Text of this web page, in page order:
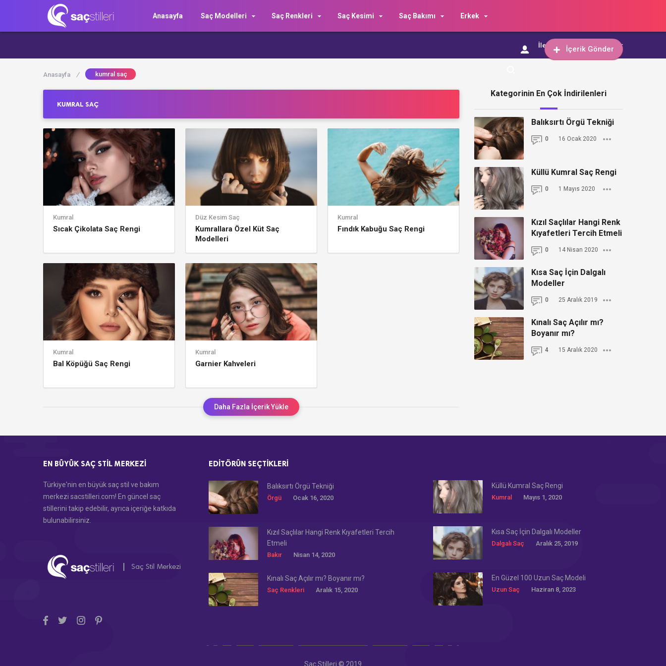
Anasayfa Saç Modelleri Saç Renkleri Saç Kesimi Saç Bakımı Erkek
İçerik Gönder
İletişim İçerik Gönder
Anasayfa / kumral saç
KUMRAL SAÇ
Kumral
Sıcak Çikolata Saç Rengi
Düz Kesim Saç
Kumrallara Özel Küt Saç
Modelleri
Kumral
Fındık Kabuğu Saç Rengi
Kumral
Bal Köpüğü Saç Rengi
Kumral
Garnier Kahveleri
Daha Fazla İçerik Yükle
Kategorinin En Çok İndirilenleri
Balıksırtı Örgü Tekniği
0 16 Ocak 2020
Küllü Kumral Saç Rengi
0 1 Mayıs 2020
Kızıl Saçlılar Hangi Renk
Kıyafetleri Tercih Etmeli
0 14 Nisan 2020
Kısa Saç İçin Dalgalı
Modeller
0 25 Aralık 2019
Kınalı Saç Açılır mı?
Boyanır mı?
4 15 Aralık 2020
EN BÜYÜK SAÇ STIL MERKEZI
Türkiye'nin en büyük saç stil ve bakım
merkezi sacstilleri.com! En güncel saç
stillerini takip edebilir, ayrıca içeriğe katkıda
bulunabilirsiniz.
Saç Stil Merkezi
EDITÖRÜN SEÇTIKLERI
Balıksırtı Örgü Tekniği
Örgü Ocak 16, 2020
Küllü Kumral Saç Rengi
Kumral Mayıs 1, 2020
Kızıl Saçlılar Hangi Renk Kıyafetleri Tercih
Etmeli
Bakır Nisan 14, 2020
Kısa Saç İçin Dalgalı Modeller
Dalgalı Saç Aralık 25, 2019
Kınalı Saç Açılır mı? Boyanır mı?
Saç Renkleri Aralık 15, 2020
En Güzel 100 Uzun Saç Modeli
Uzun Saç Haziran 8, 2023
Saç Stilleri © 2019